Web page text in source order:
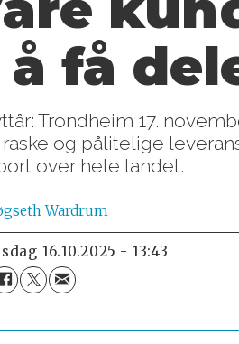
få
Trondheim 17.
og pålitelige
over hele landet.
Wardrum
16.10.2025 - 13:43